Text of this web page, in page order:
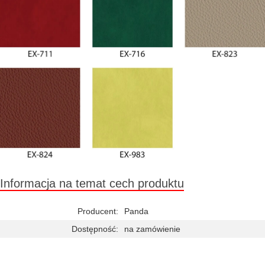
Informacja na temat cech produktu
Producent:
Panda
Dostępność:
na zamówienie